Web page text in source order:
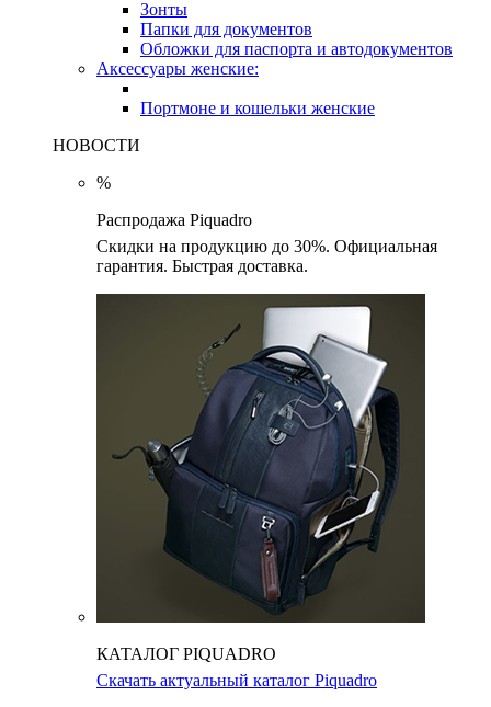
Зонты
Папки для документов
Обложки для паспорта и автодокументов
Аксессуары женские:
Портмоне и кошельки женские
НОВОСТИ
%
Распродажа Piquadro
Скидки на продукцию до 30%. Официальная
гарантия. Быстрая доставка.
КАТАЛОГ PIQUADRO
Скачать актуальный каталог Piquadro